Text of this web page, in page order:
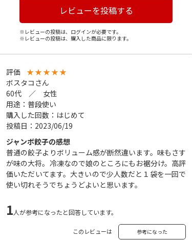
レビューを投稿する
※レビューの投稿は、ログインが必要です。
※レビューの投稿は、購入した商品に限ります。
評価 ★★★★★
ボスタコさん
60代 ／ 女性
用途：普段使い
購入した回数：はじめて
投稿日：2023/06/19
ジャンボ餃子の感想
普通の餃子よりボリューム感が断然違います。味もさす
が味の大将。冷凍なので娘のところにもお裾分け。高評
価いただいてます。大きいので少人数だと１袋を一回で
使い切れそうでちょうどよいと思います。
1人が参考になったと回答しています。
このレビューは 参考になった